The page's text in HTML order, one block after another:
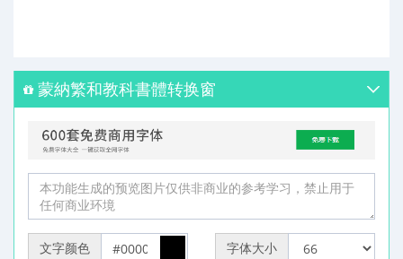
蒙納繁和教科書體转换窗
文字颜色 字体大小